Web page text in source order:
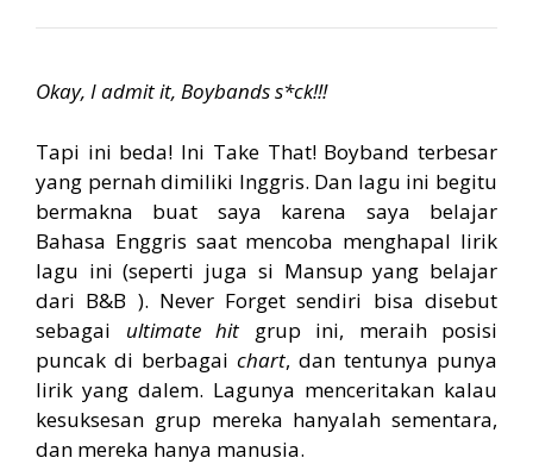
Okay, I admit it, Boybands s*ck!!!
Tapi ini beda! Ini Take That! Boyband terbesar
yang pernah dimiliki Inggris. Dan lagu ini begitu
bermakna buat saya karena saya belajar
Bahasa Enggris saat mencoba menghapal lirik
lagu ini (seperti juga si Mansup yang belajar
dari B&B ). Never Forget sendiri bisa disebut
sebagai ultimate hit grup ini, meraih posisi
puncak di berbagai chart, dan tentunya punya
lirik yang dalem. Lagunya menceritakan kalau
kesuksesan grup mereka hanyalah sementara,
dan mereka hanya manusia.